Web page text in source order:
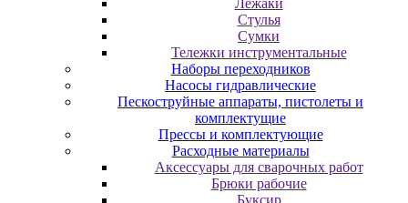
Лежаки
Стулья
Сумки
Тележки инструментальные
Наборы переходников
Насосы гидравлические
Пескоструйные аппараты, пистолеты и
комплектущие
Прессы и комплектующие
Расходные материалы
Аксессуары для сварочных работ
Брюки рабочие
Буксир